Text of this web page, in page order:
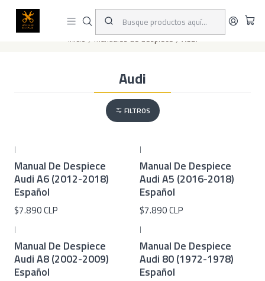
Este es el texto del slide
Inicio Manuales de despiece Audi
Audi
FILTROS
|
Manual De Despiece
Audi A6 (2012-2018)
Español
$7.890 CLP
|
Manual De Despiece
Audi A5 (2016-2018)
Español
$7.890 CLP
|
Manual De Despiece
Audi A8 (2002-2009)
Español
|
Manual De Despiece
Audi 80 (1972-1978)
Español